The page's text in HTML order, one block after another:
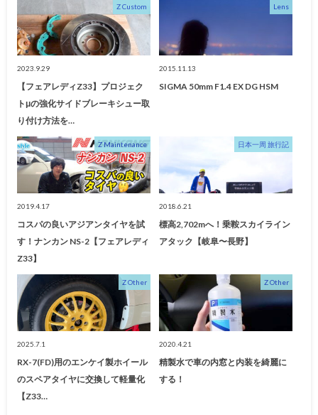
Z Custom
2023.9.29
【フェアレディZ33】プロジェク
トμの強化サイドブレーキシュー取
り付け方法を…
Lens
2015.11.13
SIGMA 50mm F1.4 EX DG HSM
Z Maintenance
2019.4.17
コスパの良いアジアンタイヤを試
す！ナンカン NS-2【フェアレディ
Z33】
日本一周 旅行記
2018.6.21
標高2,702mへ！乗鞍スカイライン
アタック【岐阜〜長野】
Z Other
2025.7.1
RX-7(FD)用のエンケイ製ホイール
のスペアタイヤに交換して軽量化
【Z33…
Z Other
2020.4.21
精製水で車の内窓と内装を綺麗に
する！